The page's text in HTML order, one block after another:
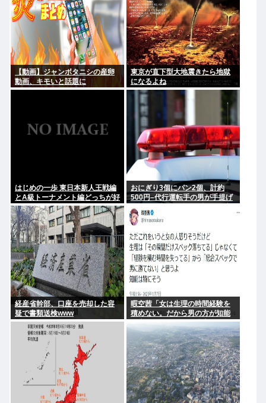
【動画】ジャンボタニシの産卵
動画、キモいと話題に
東京が直下型大地震きたら地獄
になるよね
はじめの一歩 東日本新人王戦編
とA級トーナメント編どっちが好
き？
おにぎり3個にパン2個、計約
500円–代行運転手の男が手提げ
バッグに入れて盗んだ疑いで逮
捕 鹿児島
経産省幹部、口座を売却した容
疑で書類送検www
暇空茜「女は生理の時間経験を
積めない。だから男の方が知能
が上w」 こいつって過去に何か
あったのか？